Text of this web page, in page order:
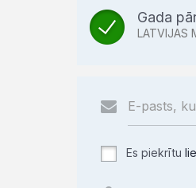
Gada
LATVIJAS
Es piekrītu